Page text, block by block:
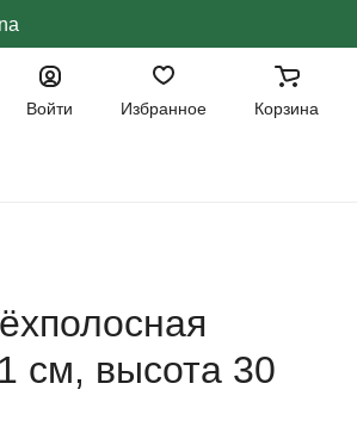
Войти Избранное Корзина
см, высота 30